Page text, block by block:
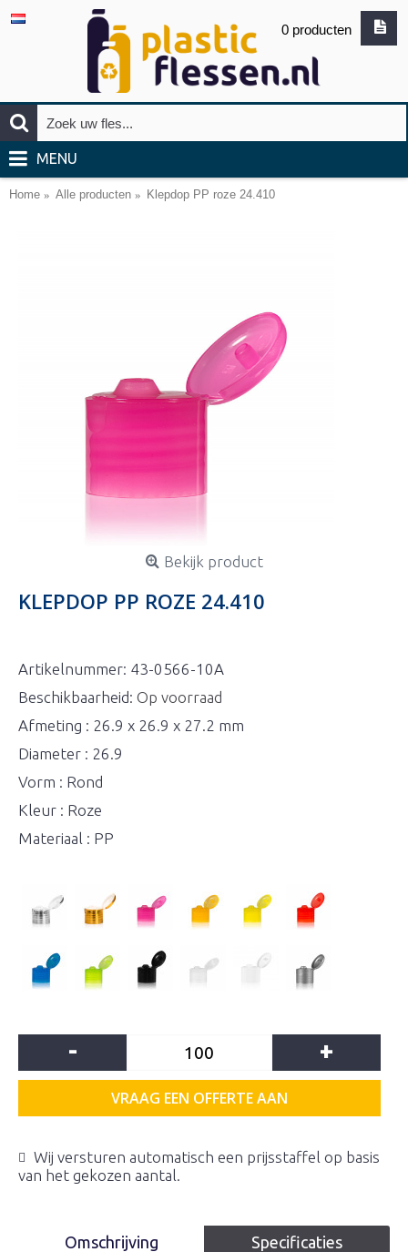
0 producten
MENU
Home Alle producten Klepdop PP roze 24.410
Bekijk product
KLEPDOP PP ROZE 24.410
Artikelnummer: 43-0566-10A
Beschikbaarheid: Op voorraad
Afmeting : 26.9 x 26.9 x 27.2 mm
Diameter : 26.9
Vorm : Rond
Kleur : Roze
Materiaal : PP
- +
VRAAG EEN OFFERTE AAN
Wij versturen automatisch een prijsstaffel op basis
van het gekozen aantal.
Omschrijving
Specificaties